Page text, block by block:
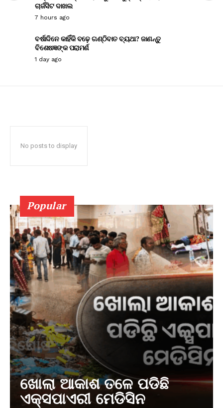
ଚାର୍ଜସିଟ ଦାଖଲ
7 hours ago
ବର୍ଷାଦିନେ କାହିଁକି ବଢ଼େ ଗଣ୍ଠିବାତ ବ୍ୟଥା? ଜାଣନ୍ତୁ
ବିଶେଷଜ୍ଞଙ୍କ ପରାମର୍ଶ
1 day ago
No posts to display
Popular
ଖୋଲା ଆକାଶ ତଳେ ପଡିଛି
ଏକ୍ସପାଏରୀ ମେଡିସିନ